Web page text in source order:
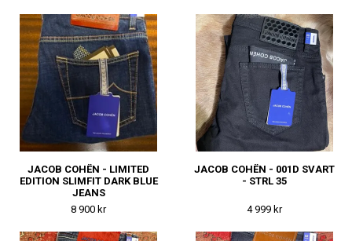
JACOB COHËN - LIMITED
EDITION SLIMFIT DARK BLUE
JEANS
8 900 kr
JACOB COHËN - 001D SVART
- STRL 35
4 999 kr